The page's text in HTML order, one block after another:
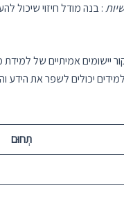
: בנה מודל חיזוי שיכול
יכולים לשפר את הידע
תְחוּם